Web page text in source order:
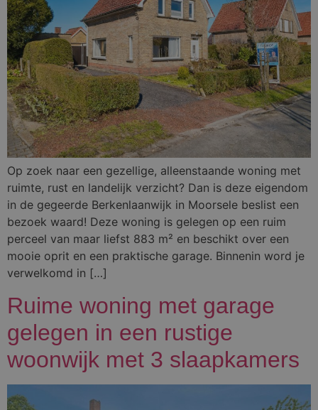
Op zoek naar een gezellige, alleenstaande woning met
ruimte, rust en landelijk verzicht? Dan is deze eigendom
in de gegeerde Berkenlaanwijk in Moorsele beslist een
bezoek waard! Deze woning is gelegen op een ruim
perceel van maar liefst 883 m² en beschikt over een
mooie oprit en een praktische garage. Binnenin word je
verwelkomd in […]
Ruime woning met garage
gelegen in een rustige
woonwijk met 3 slaapkamers